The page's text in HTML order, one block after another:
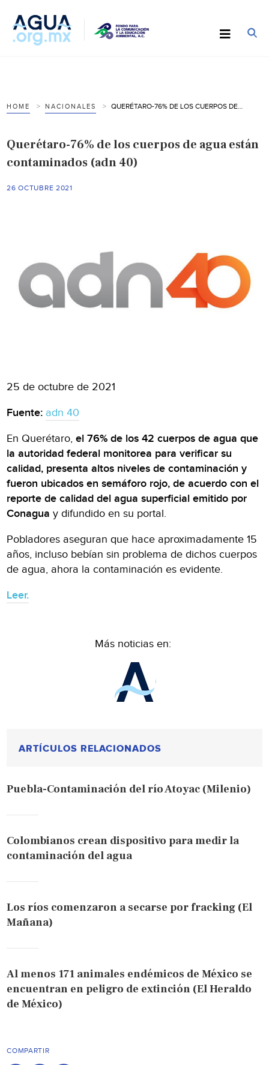
HOME NACIONALES
Querétaro-76% de los cuerpos de agua están
contaminados (adn 40)
26 OCTUBRE 2021
25 de octubre de 2021
Fuente: adn 40
En Querétaro,el 76% de los 42 cuerpos de agua que
la autoridad federal monitorea para verificar su
calidad, presenta altos niveles de contaminación y
fueron ubicados en semáforo rojo, de acuerdo con el
reporte de calidad del agua superficial emitido por
Conagua y difundido en su portal.
Pobladores aseguran que hace aproximadamente 15
años, incluso bebían sin problema de dichos cuerpos
de agua, ahora la contaminación es evidente.
Leer.
Más noticias en:
ARTÍCULOS RELACIONADOS
Puebla-Contaminación del río Atoyac (Milenio)
Colombianos crean dispositivo para medir la
contaminación del agua
Los ríos comenzaron a secarse por fracking (El
Mañana)
Al menos 171 animales endémicos de México se
encuentran en peligro de extinción (El Heraldo
de México)
COMPARTIR